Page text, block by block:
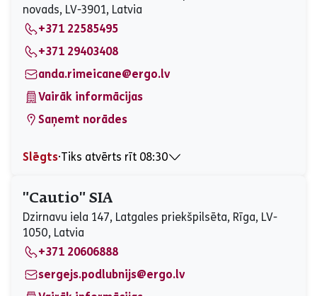
Piektdiena
09:00 - 15:00
Sestdiena
Slēgts
Svētdiena
Slēgts
novads, LV-3901, Latvia
+371 22585495
+371 29403408
anda.rimeicane@ergo.lv
Vairāk informācijas
Saņemt norādes
Slēgts⋅Tiks atvērts rīt 08:30
Otrdiena
08:30 - 17:00
Trešdiena
08:30 - 17:00
Ceturtdiena
08:30 - 17:00
Piektdiena
Sestdiena
Slēgts
Svētdiena
Slēgts
"Cautio" SIA
Dzirnavu iela 147, Latgales priekšpilsēta, Rīga, LV-
1050, Latvia
+371 20606888
sergejs.podlubnijs@ergo.lv